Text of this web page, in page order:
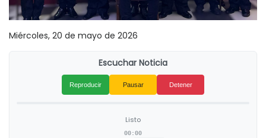
Miércoles, 20 de mayo de 2026
Escuchar Noticia
Reproducir Pausar Detener
Listo
00:00